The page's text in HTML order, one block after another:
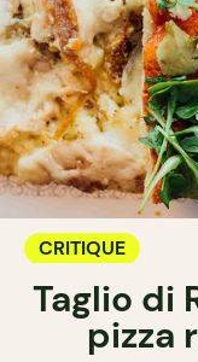
CRITIQUE
Taglio di
pizza